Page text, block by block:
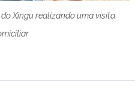
Xingu realizando uma visita